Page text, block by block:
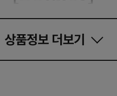
상품정보 더보기